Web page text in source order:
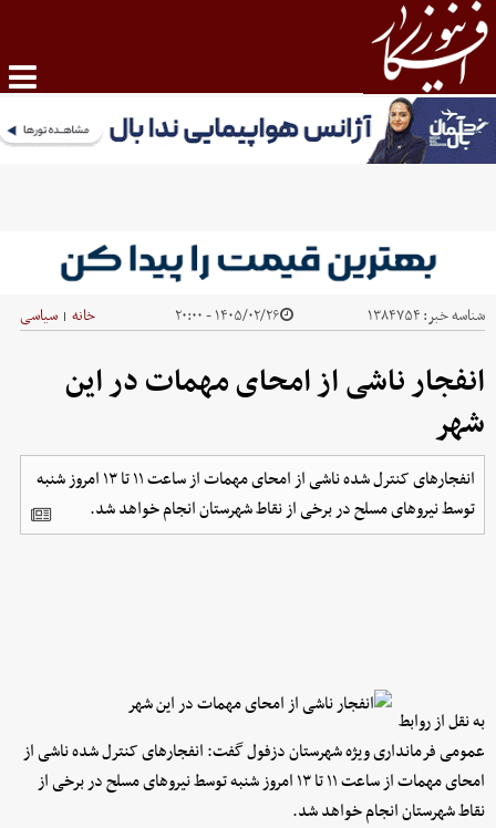
شناسه خبر:۱۳۸۴۷۵۴ ۱۴۰۵/۰۲/۲۶ - ۲۰:۰۰ خانه | سیاسی
انفجار ناشی از امحای مهمات در این
شهر
انفجار‌های کنترل شده ناشی از امحای مهمات از ساعت ۱۱ تا ۱۳ امروز شنبه
توسط نیرو‌های مسلح در برخی از نقاط شهرستان انجام خواهد شد.
به نقل از روابط
عمومی فرمانداری ویژه شهرستان دزفول گفت: انفجار‌های کنترل شده ناشی از
امحای مهمات از ساعت ۱۱ تا ۱۳ امروز شنبه توسط نیرو‌های مسلح در برخی از
نقاط شهرستان انجام خواهد شد.